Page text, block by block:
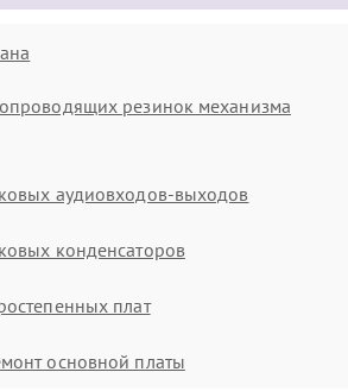
резинок механизма
аудиовходов-выходов
конденсаторов
плат
основной платы